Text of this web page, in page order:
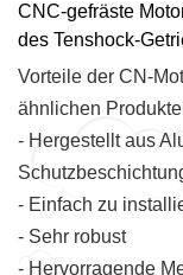
CNC-gefräste
des Tenshock-
Vorteile der CN-
ähnlichen
- Hergestellt aus
- Einfach zu
- Sehr robust
- Hervorragende